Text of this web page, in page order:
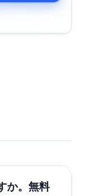
か。無料